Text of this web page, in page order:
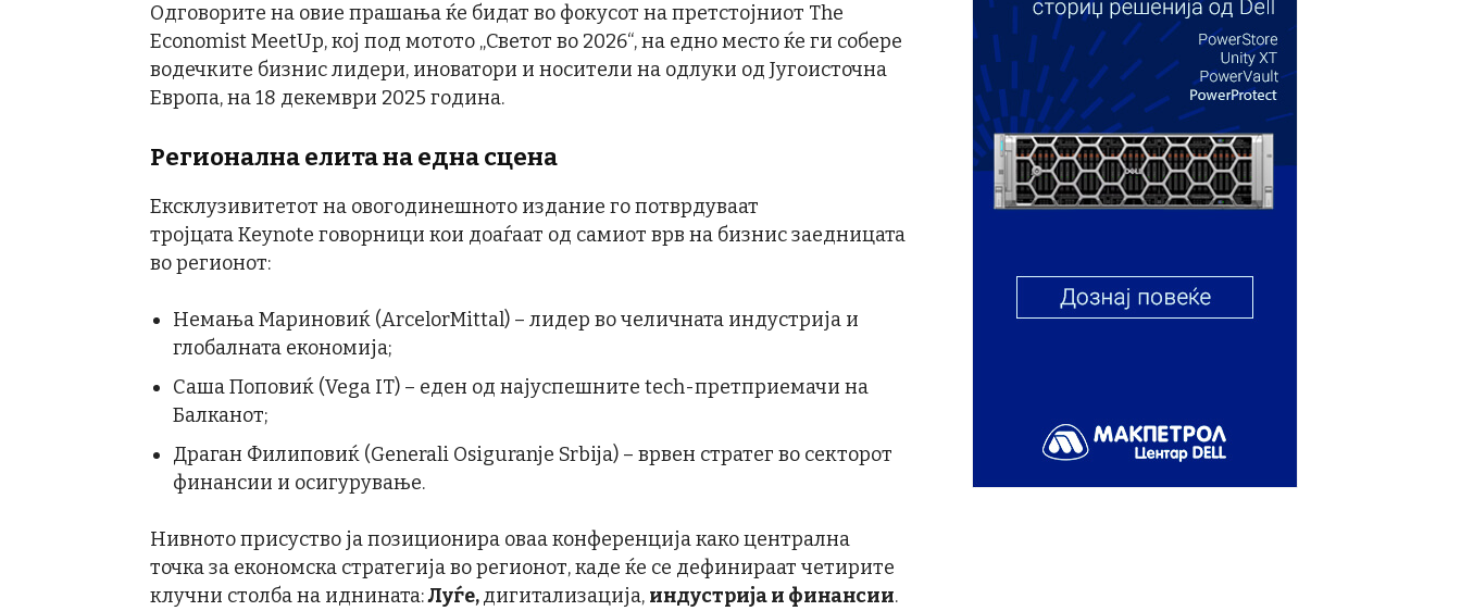
Одговорите на овие прашања ќе бидат во фокусот на претстојниот The
Economist MeetUp, кој под мотото „Светот во 2026“, на едно место ќе ги собере
водечките бизнис лидери, иноватори и носители на одлуки од Југоисточна
Европа, на 18 декември 2025 година.
Регионална елита на една сцена
Ексклузивитетот на овогодинешното издание го потврдуваат
тројцата Keynote говорници кои доаѓаат од самиот врв на бизнис заедницата
во регионот:
Немања Мариновиќ (ArcelorMittal) – лидер во челичната индустрија и
глобалната економија;
Саша Поповиќ (Vega IT) – еден од најуспешните tech-претприемачи на
Балканот;
Драган Филиповиќ (Generali Osiguranje Srbija) – врвен стратег во секторот
финансии и осигурување.
Нивното присуство ја позиционира оваа конференција како централна
точка за економска стратегија во регионот, каде ќе се дефинираат четирите
клучни столба на иднината:Луѓе,дигитализација, индустрија и финансии.